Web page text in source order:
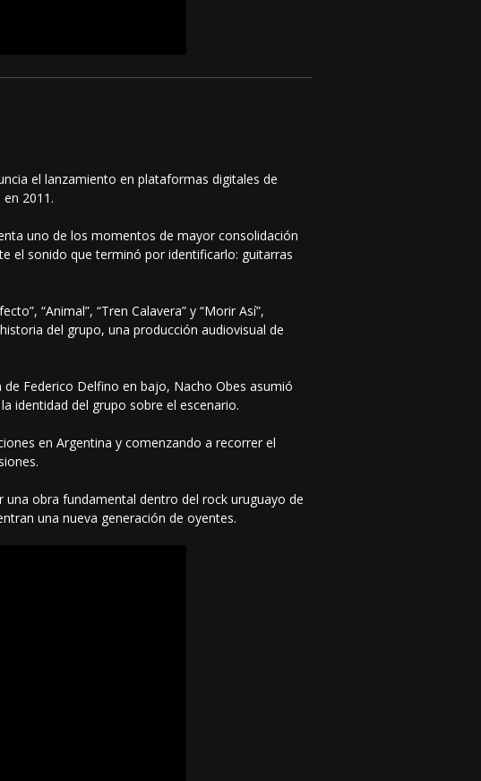
el lanzamiento en plataformas digitales de
2011.
uno de los momentos de mayor consolidación
el sonido que terminó por identificarlo: guitarras
“Animal”, “Tren Calavera” y “Morir Así”,
del grupo, una producción audiovisual de
Federico Delfino en bajo, Nacho Obes asumió
identidad del grupo sobre el escenario.
en Argentina y comenzando a recorrer el
una obra fundamental dentro del rock uruguayo de
una nueva generación de oyentes.